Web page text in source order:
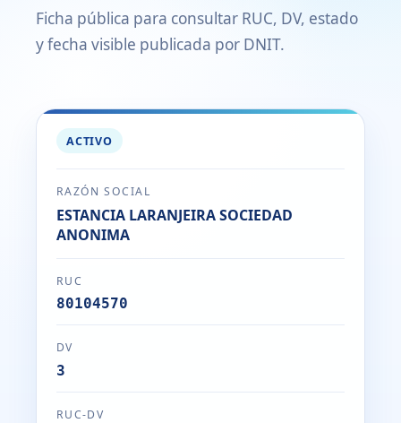
Ficha pública para consultar RUC, DV, estado
y fecha visible publicada por DNIT.
ACTIVO
RAZÓN SOCIAL
ESTANCIA LARANJEIRA SOCIEDAD
ANONIMA
RUC
80104570
DV
3
RUC-DV